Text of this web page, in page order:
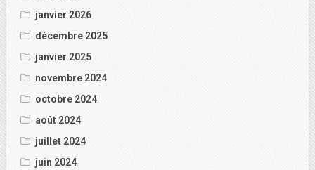
janvier 2026
décembre 2025
janvier 2025
novembre 2024
octobre 2024
août 2024
juillet 2024
juin 2024